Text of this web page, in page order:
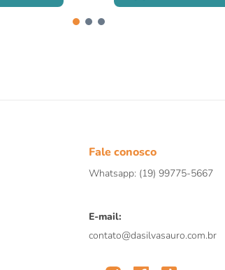
Fale conosco
Whatsapp: (19) 99775-5667
E-mail:
contato@dasilvasauro.com.br